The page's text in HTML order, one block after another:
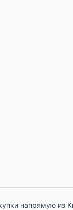
напрямую из